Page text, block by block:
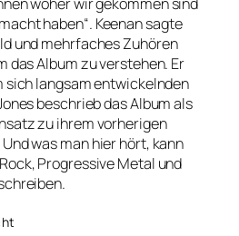
haben“. Keenan sagte
und mehrfaches Zuhören
das Album zu verstehen. Er
sich langsam entwickelnden
beschrieb das Album als
zu ihrem vorherigen
Und was man hier hört, kann
Progressive Metal und